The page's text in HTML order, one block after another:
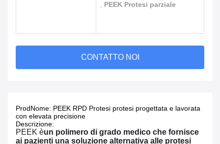
PEEK Protesi parziale
CONTATTO NOI
ProdNome: PEEK RPD Protesi protesi progettata e lavorata
con elevata precisione
Descrizione:
PEEK èun polimero di grado medico che fornisce
ai pazienti una soluzione alternativa alle protesi